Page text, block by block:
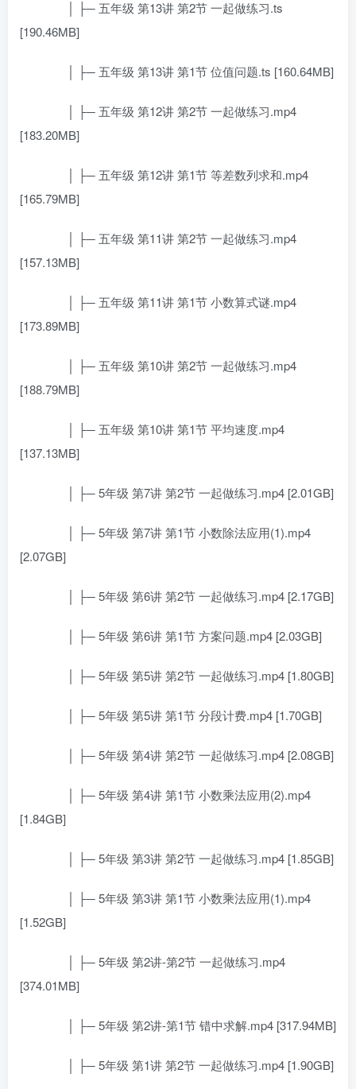
│ ├─ 五年级 第13讲 第2节 一起做练习.ts
[190.46MB]
│ ├─ 五年级 第13讲 第1节 位值问题.ts [160.64MB]
│ ├─ 五年级 第12讲 第2节 一起做练习.mp4
[183.20MB]
│ ├─ 五年级 第12讲 第1节 等差数列求和.mp4
[165.79MB]
│ ├─ 五年级 第11讲 第2节 一起做练习.mp4
[157.13MB]
│ ├─ 五年级 第11讲 第1节 小数算式谜.mp4
[173.89MB]
│ ├─ 五年级 第10讲 第2节 一起做练习.mp4
[188.79MB]
│ ├─ 五年级 第10讲 第1节 平均速度.mp4
[137.13MB]
│ ├─ 5年级 第7讲 第2节 一起做练习.mp4 [2.01GB]
│ ├─ 5年级 第7讲 第1节 小数除法应用(1).mp4
[2.07GB]
│ ├─ 5年级 第6讲 第2节 一起做练习.mp4 [2.17GB]
│ ├─ 5年级 第6讲 第1节 方案问题.mp4 [2.03GB]
│ ├─ 5年级 第5讲 第2节 一起做练习.mp4 [1.80GB]
│ ├─ 5年级 第5讲 第1节 分段计费.mp4 [1.70GB]
│ ├─ 5年级 第4讲 第2节 一起做练习.mp4 [2.08GB]
│ ├─ 5年级 第4讲 第1节 小数乘法应用(2).mp4
[1.84GB]
│ ├─ 5年级 第3讲 第2节 一起做练习.mp4 [1.85GB]
│ ├─ 5年级 第3讲 第1节 小数乘法应用(1).mp4
[1.52GB]
│ ├─ 5年级 第2讲-第2节 一起做练习.mp4
[374.01MB]
│ ├─ 5年级 第2讲-第1节 错中求解.mp4 [317.94MB]
│ ├─ 5年级 第1讲 第2节 一起做练习.mp4 [1.90GB]